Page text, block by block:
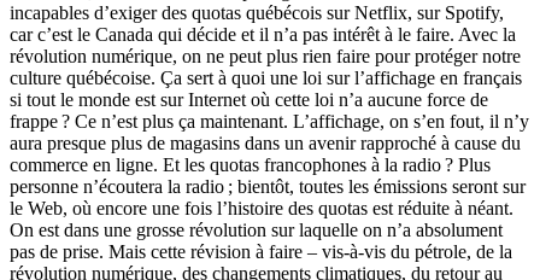
incapables d’exiger des quotas québécois sur Netflix, sur Spotify,
car c’est le Canada qui décide et il n’a pas intérêt à le faire. Avec la
révolution numérique, on ne peut plus rien faire pour protéger notre
culture québécoise. Ça sert à quoi une loi sur l’affichage en français
si tout le monde est sur Internet où cette loi n’a aucune force de
frappe ? Ce n’est plus ça maintenant. L’affichage, on s’en fout, il n’y
aura presque plus de magasins dans un avenir rapproché à cause du
commerce en ligne. Et les quotas francophones à la radio ? Plus
personne n’écoutera la radio ; bientôt, toutes les émissions seront sur
le Web, où encore une fois l’histoire des quotas est réduite à néant.
On est dans une grosse révolution sur laquelle on n’a absolument
pas de prise. Mais cette révision à faire – vis-à-vis du pétrole, de la
révolution numérique, des changements climatiques, du retour au